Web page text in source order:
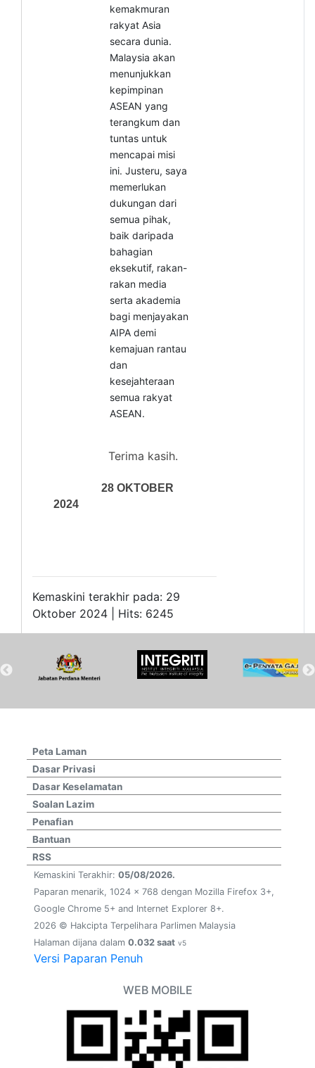
kemakmuran
rakyat Asia
secara dunia.
Malaysia akan
menunjukkan
kepimpinan
ASEAN yang
terangkum dan
tuntas untuk
mencapai misi
ini. Justeru, saya
memerlukan
dukungan dari
semua pihak,
baik daripada
bahagian
eksekutif, rakan-
rakan media
serta akademia
bagi menjayakan
AIPA demi
kemajuan rantau
dan
kesejahteraan
semua rakyat
ASEAN.
Terima kasih.
28 OKTOBER
2024
Kemaskini terakhir pada: 29
Oktober 2024 | Hits: 6245
Peta Laman
Dasar Privasi
Dasar Keselamatan
Soalan Lazim
Penafian
Bantuan
RSS
Kemaskini Terakhir: 05/08/2026.
Paparan menarik, 1024 x 768 dengan Mozilla Firefox 3+,
Google Chrome 5+ and Internet Explorer 8+.
2026 © Hakcipta Terpelihara Parlimen Malaysia
Halaman dijana dalam 0.032 saat v5
Versi Paparan Penuh
WEB MOBILE